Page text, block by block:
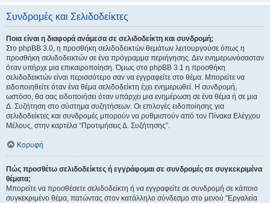
Συνδρομές και Σελιδοδείκτες
Ποια είναι η διαφορά ανάμεσα σε σελιδοδείκτη και συνδρομή;
Στο phpBB 3.0, η προσθήκη σελιδοδεικτών θεμάτων λειτουργούσε όπως η
προσθήκη σελιδοδεικτών σε ένα πρόγραμμα περιήγησης. Δεν ενημερωνόσασταν
όταν υπήρχε μια επικαιροποίηση. Όμως στο phpBB 3.1 η προσθήκη
σελιδοδεικτών είναι περισσότερο σαν να εγγραφείτε στο θέμα. Μπορείτε να
ειδοποιηθείτε όταν ένα θέμα σελιδοδείκτη έχει ενημερωθεί. Η συνδρομή,
ωστόσο, θα σας ειδοποιήσει όταν υπάρχει μια ενημέρωση σε ένα θέμα ή σε μια
Δ. Συζήτηση στο σύστημα συζητήσεων. Οι επιλογές ειδοποίησης για
σελιδοδείκτες και συνδρομές μπορούν να ρυθμιστούν από τον Πίνακα Ελέγχου
Μέλους, στην καρτέλα “Προτιμήσεις Δ. Συζήτησης”.
Κορυφή
Πώς προσθέτω σελιδοδείκτες ή εγγράφομαι σε συνδρομές σε συγκεκριμένα
θέματα;
Μπορείτε να προσθέσετε σελιδοδείκτη ή να εγγραφείτε σε συνδρομή σε κάποιο
συγκεκριμένο θέμα, πατώντας στον κατάλληλο σύνδεσμο στο μενού "Εργαλεία